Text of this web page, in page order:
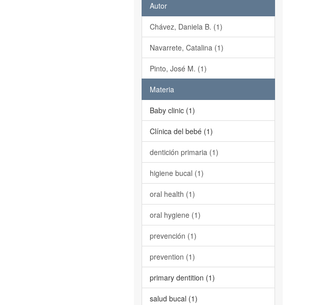
Autor
Chávez, Daniela B. (1)
Navarrete, Catalina (1)
Pinto, José M. (1)
Materia
Baby clinic (1)
Clínica del bebé (1)
dentición primaria (1)
higiene bucal (1)
oral health (1)
oral hygiene (1)
prevención (1)
prevention (1)
primary dentition (1)
salud bucal (1)